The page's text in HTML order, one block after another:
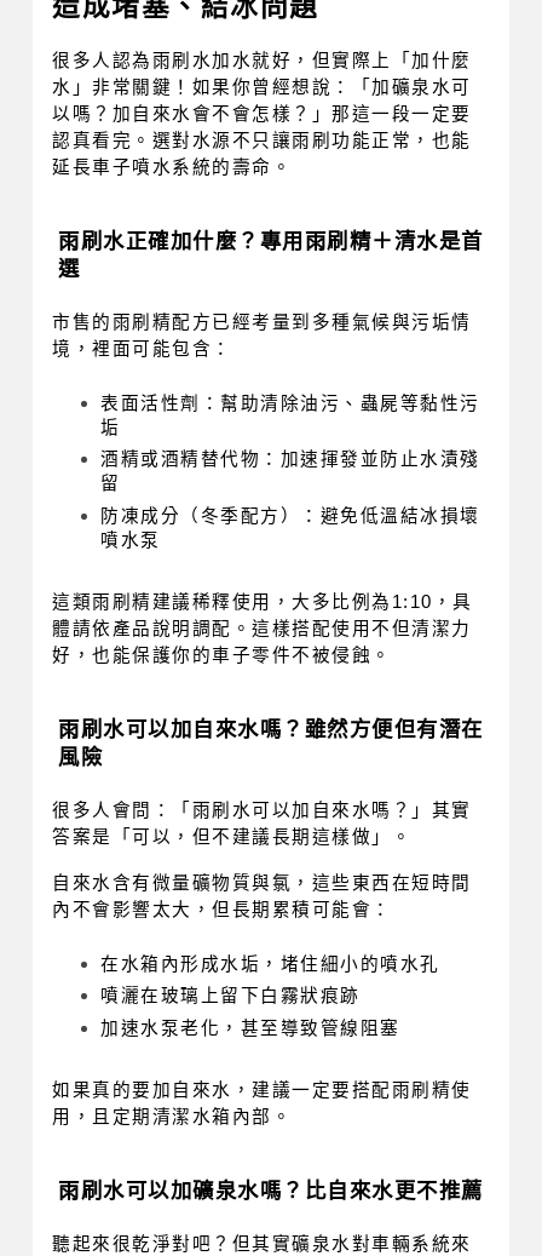
很多人認為雨刷水加水就好，但實際上「加什麼
水」非常關鍵！如果你曾經想說：「加礦泉水可
以嗎？加自來水會不會怎樣？」那這一段一定要
認真看完。選對水源不只讓雨刷功能正常，也能
延長車子噴水系統的壽命。
雨刷水正確加什麼？專用雨刷精＋清水是首
選
市售的雨刷精配方已經考量到多種氣候與污垢情
境，裡面可能包含：
表面活性劑：幫助清除油污、蟲屍等黏性污
垢
酒精或酒精替代物：加速揮發並防止水漬殘
留
防凍成分（冬季配方）：避免低溫結冰損壞
噴水泵
這類雨刷精建議稀釋使用，大多比例為1:10，具
體請依產品說明調配。這樣搭配使用不但清潔力
好，也能保護你的車子零件不被侵蝕。
雨刷水可以加自來水嗎？雖然方便但有潛在
風險
很多人會問：「雨刷水可以加自來水嗎？」其實
答案是「可以，但不建議長期這樣做」。
自來水含有微量礦物質與氯，這些東西在短時間
內不會影響太大，但長期累積可能會：
在水箱內形成水垢，堵住細小的噴水孔
噴灑在玻璃上留下白霧狀痕跡
加速水泵老化，甚至導致管線阻塞
如果真的要加自來水，建議一定要搭配雨刷精使
用，且定期清潔水箱內部。
雨刷水可以加礦泉水嗎？比自來水更不推薦
聽起來很乾淨對吧？但其實礦泉水對車輛系統來